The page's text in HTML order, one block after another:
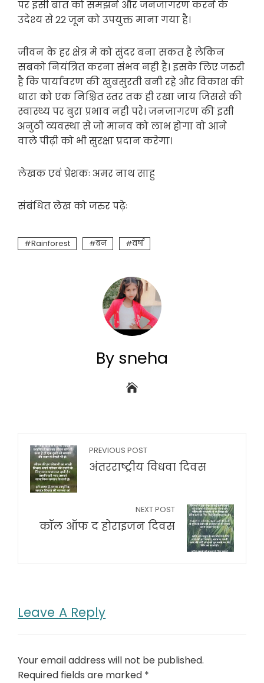
पर इसी बात को समझने और जनजागरण करने के
उदेश्य से 22 जून को उपयुक्त माना गया है।
जीवन के हर क्षेत्र मे को सुंदर बना सकत है लेकिन
सबको नियंत्रित करना संभव नही है। इसके लिए जरुरी
है कि पार्यावरण की खुबसुरती बनी रहे और विकाश की
धारा को एक निश्चित स्तर तक ही रखा जाय जिससे की
स्वास्थ्य पर बुरा प्रभाव नही परे। जनजागरण की इसी
अनुठी व्यवस्था से जो मानव को लाभ होगा वो आने
वाले पीढ़ी को भी सुरक्षा प्रदान करेगा।
लेखक एवं प्रेशकः अमर नाथ साहु
संबंधित लेख को जरुर पढ़ेः
Rainforest बन वर्षा
By sneha
PREVIOUS POST
अंतरराष्ट्रीय विधवा दिवस
NEXT POST
कॉल ऑफ द होराइजन दिवस
Leave A Reply
Your email address will not be published.
Required fields are marked *